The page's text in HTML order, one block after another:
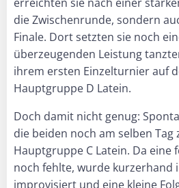
die Zwischenrunde, sondern
Finale. Dort setzten sie noch
überzeugenden Leistung
ihrem ersten Einzelturnier auf
Hauptgruppe D Latein.
Doch damit nicht genug:
die beiden noch am selben
Hauptgruppe C Latein. Da eine
noch fehlte, wurde kurzerhand
improvisiert und eine kleine